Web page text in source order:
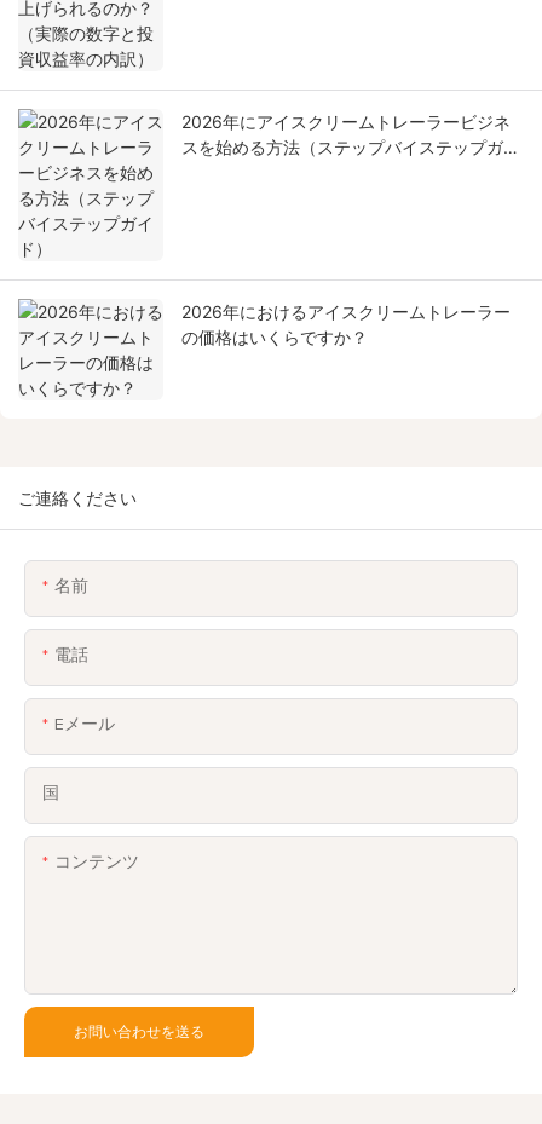
2026年にアイスクリームトレーラービジネ
スを始める方法（ステップバイステップガイ
2026年におけるアイスクリームトレーラー
の価格はいくらですか？
ご連絡ください
名前
電話
Eメール
国
コンテンツ
お問い合わせを送る